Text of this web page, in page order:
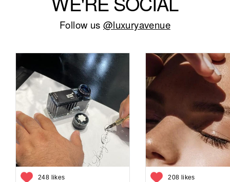
Follow us @luxuryavenue
248 likes 208 likes